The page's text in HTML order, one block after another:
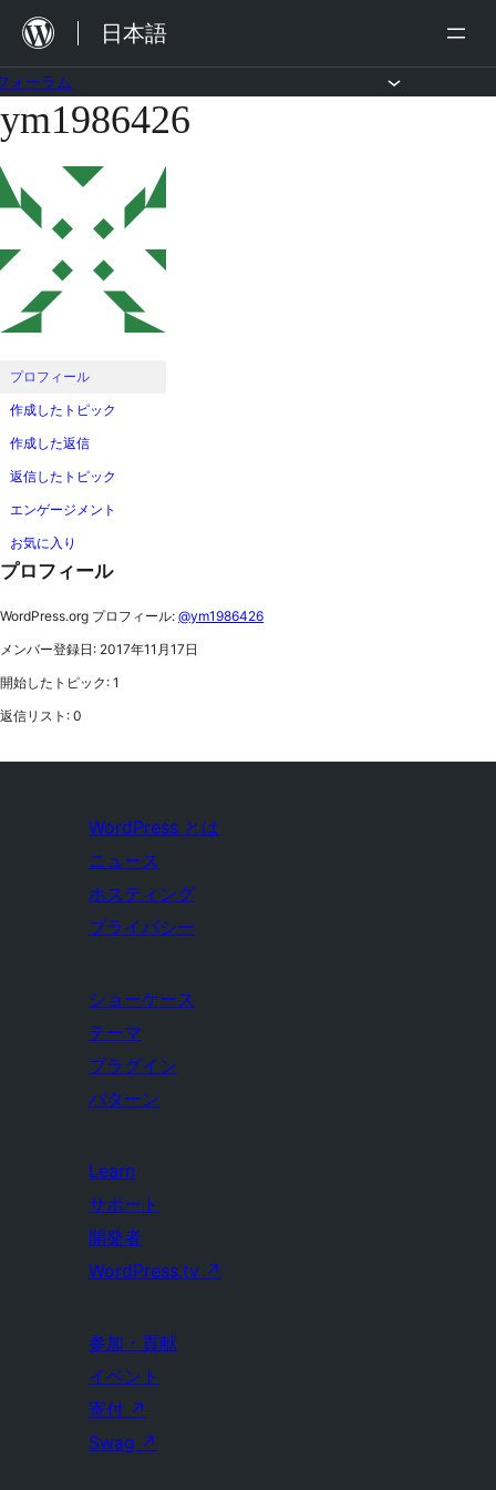
を
ス
キ
ッ
プ
日本語
ォーラム
コ
ン
テ
ン
ツ
ッ
プ
ym1986426
プロフィール
作成したトピック
作成した返信
返信したトピック
エンゲージメント
お気に入り
プロフィール
WordPress.org プロフィール: @ym1986426
メンバー登録日: 2017年11月17日
開始したトピック: 1
返信リスト: 0
WordPress とは
ニュース
ホスティング
プライバシー
ショーケース
テーマ
プラグイン
パターン
Learn
サポート
開発者
WordPress.tv ↗
参加・貢献
イベント
寄付 ↗
Swag ↗